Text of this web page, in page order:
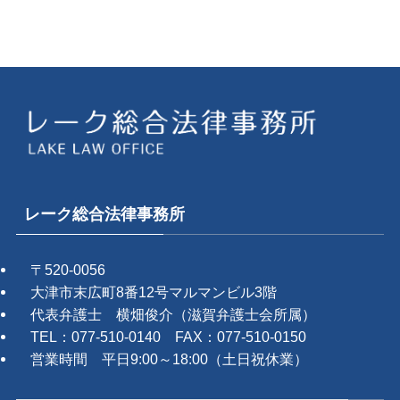
レーク総合法律事務所
〒520-0056
大津市末広町8番12号マルマンビル3階
代表弁護士 横畑俊介（滋賀弁護士会所属）
TEL：077-510-0140 FAX：077-510-0150
営業時間 平日9:00～18:00（土日祝休業）